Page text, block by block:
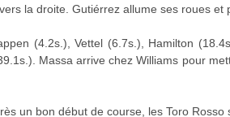
la droite. Gutiérrez allume ses roues
(4.2s.), Vettel (6.7s.), Hamilton
Massa arrive chez Williams pour
un bon début de course, les Toro